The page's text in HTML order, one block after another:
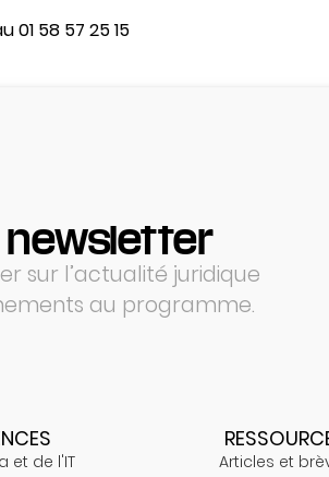
58 57 25 15
newsletter
sur l’actualité juridique
au programme.
et de l'IT Articles et